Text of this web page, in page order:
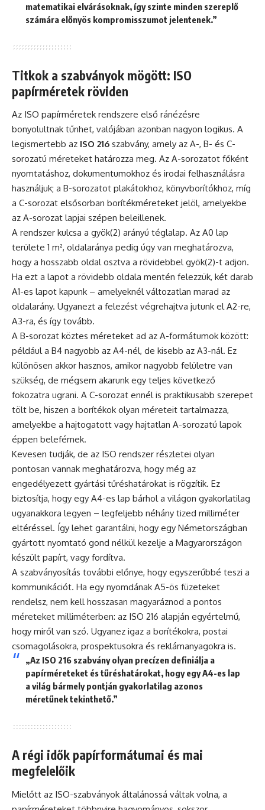
matematikai elvárásoknak, így szinte minden szereplő
számára előnyös kompromisszumot jelentenek.”
Titkok a szabványok mögött: ISO
papírméretek röviden
Az ISO papírméretek rendszere első ránézésre
bonyolultnak tűnhet, valójában azonban nagyon logikus. A
legismertebb az ISO 216 szabvány, amely az A-, B- és C-
sorozatú méreteket határozza meg. Az A-sorozatot főként
nyomtatáshoz, dokumentumokhoz és irodai felhasználásra
használjuk; a B-sorozatot plakátokhoz, könyvborítókhoz, míg
a C-sorozat elsősorban borítékméreteket jelöl, amelyekbe
az A-sorozat lapjai szépen beleillenek.
A rendszer kulcsa a gyök(2) arányú téglalap. Az A0 lap
területe 1 m², oldalaránya pedig úgy van meghatározva,
hogy a hosszabb oldal osztva a rövidebbel gyök(2)-t adjon.
Ha ezt a lapot a rövidebb oldala mentén felezzük, két darab
A1-es lapot kapunk – amelyeknél változatlan marad az
oldalarány. Ugyanezt a felezést végrehajtva jutunk el A2-re,
A3-ra, és így tovább.
A B-sorozat köztes méreteket ad az A-formátumok között:
például a B4 nagyobb az A4-nél, de kisebb az A3-nál. Ez
különösen akkor hasznos, amikor nagyobb felületre van
szükség, de mégsem akarunk egy teljes következő
fokozatra ugrani. A C-sorozat ennél is praktikusabb szerepet
tölt be, hiszen a borítékok olyan méreteit tartalmazza,
amelyekbe a hajtogatott vagy hajtatlan A-sorozatú lapok
éppen beleférnek.
Kevesen tudják, de az ISO rendszer részletei olyan
pontosan vannak meghatározva, hogy még az
engedélyezett gyártási tűréshatárokat is rögzítik. Ez
biztosítja, hogy egy A4-es lap bárhol a világon gyakorlatilag
ugyanakkora legyen – legfeljebb néhány tized milliméter
eltéréssel. Így lehet garantálni, hogy egy Németországban
gyártott nyomtató gond nélkül kezelje a Magyarországon
készült papírt, vagy fordítva.
A szabványosítás további előnye, hogy egyszerűbbé teszi a
kommunikációt. Ha egy nyomdának A5-ös füzeteket
rendelsz, nem kell hosszasan magyaráznod a pontos
méreteket milliméterben: az ISO 216 alapján egyértelmű,
hogy miről van szó. Ugyanez igaz a borítékokra, postai
csomagolásokra, prospektusokra és reklámanyagokra is.
„Az ISO 216 szabvány olyan precízen definiálja a
papírméreteket és tűréshatárokat, hogy egy A4-es lap
a világ bármely pontján gyakorlatilag azonos
méretűnek tekinthető.”
A régi idők papírformátumai és mai
megfelelőik
Mielőtt az ISO-szabványok általánossá váltak volna, a